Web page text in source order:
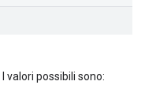
valori possibili sono: